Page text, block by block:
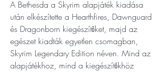
A Bethesda a Skyrim alapjáték kiadása
után elkészítette a Hearthfires, Dawnguard
és Dragonborn kiegészítőket, majd az
egészet kiadták egyetlen csomagban,
Skyrim Legendary Edition néven. Mind az
alapjátékhoz, mind a kiegészítőkhöz